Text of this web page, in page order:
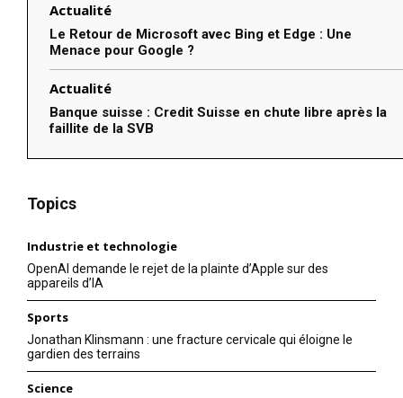
Actualité
Le Retour de Microsoft avec Bing et Edge : Une
Menace pour Google ?
Actualité
Banque suisse : Credit Suisse en chute libre après la
faillite de la SVB
Topics
Industrie et technologie
OpenAI demande le rejet de la plainte d’Apple sur des
appareils d’IA
Sports
Jonathan Klinsmann : une fracture cervicale qui éloigne le
gardien des terrains
Science